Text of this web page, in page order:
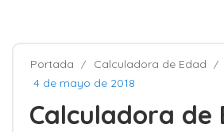
Portada
Calculadora de Edad
4 de mayo de 2018
Calculadora de